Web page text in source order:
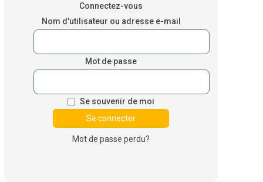
Connectez-vous
Nom d'utilisateur ou adresse e-mail
Mot de passe
Se souvenir de moi
Mot de passe perdu?